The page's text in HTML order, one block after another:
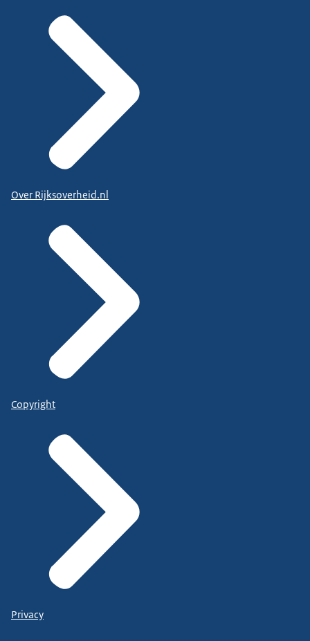
Over Rijksoverheid.nl
Copyright
Privacy